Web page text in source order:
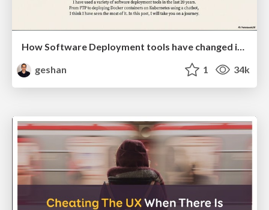
How Software Deployment tools have changed in the past 20 years
geshan
1 34k